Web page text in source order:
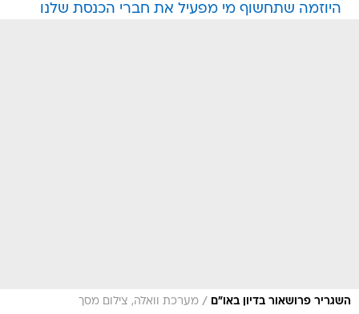
היוזמה שתחשוף מי מפעיל את חברי הכנסת שלנו
השגריר פרושאור בדיון באו"ם / מערכת וואלה, צילום מסך